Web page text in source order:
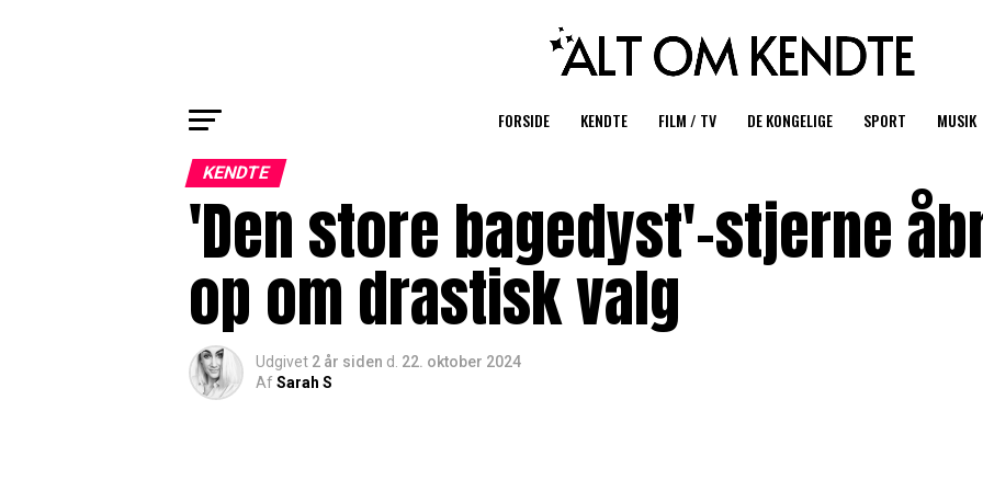
FORSIDE KENDTE FILM / TV DE KONGELIGE SPORT MUSIK
KENDTE
'Den store bagedyst'-stjerne
op om drastisk valg
Udgivet 2 år siden d. 22. oktober 2024
AfSarah S